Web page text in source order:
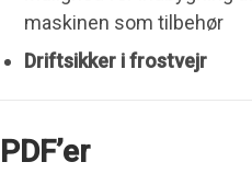
maskinen som tilbehør
Driftsikker i frostvejr
PDF’er